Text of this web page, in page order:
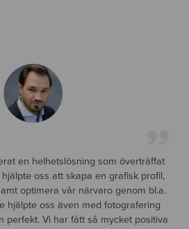
en helhetslösning som överträffat
oss att skapa en grafisk profil,
optimera vår närvaro genom bl.a.
hjälpte oss även med fotografering
perfekt. Vi har fått så mycket positiva